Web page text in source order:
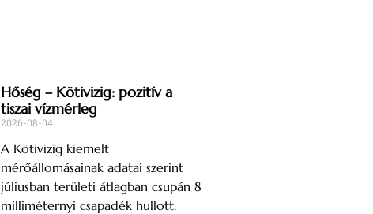
Hőség – Kötivizig: pozitív a
tiszai vízmérleg
2026-08-04
A Kötivizig kiemelt
mérőállomásainak adatai szerint
júliusban területi átlagban csupán 8
milliméternyi csapadék hullott.